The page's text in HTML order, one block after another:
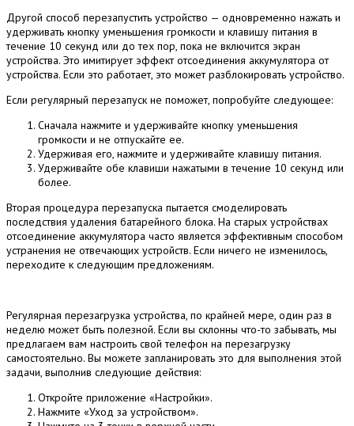
Другой способ перезапустить устройство — одновременно нажать и
удерживать кнопку уменьшения громкости и клавишу питания в
течение 10 секунд или до тех пор, пока не включится экран
устройства. Это имитирует эффект отсоединения аккумулятора от
устройства. Если это работает, это может разблокировать устройство.
Если регулярный перезапуск не поможет, попробуйте следующее:
Сначала нажмите и удерживайте кнопку уменьшения
громкости и не отпускайте ее.
Удерживая его, нажмите и удерживайте клавишу питания.
Удерживайте обе клавиши нажатыми в течение 10 секунд или
более.
Вторая процедура перезапуска пытается смоделировать
последствия удаления батарейного блока. На старых устройствах
отсоединение аккумулятора часто является эффективным способом
устранения не отвечающих устройств. Если ничего не изменилось,
переходите к следующим предложениям.
Регулярная перезагрузка устройства, по крайней мере, один раз в
неделю может быть полезной. Если вы склонны что-то забывать, мы
предлагаем вам настроить свой телефон на перезагрузку
самостоятельно. Вы можете запланировать это для выполнения этой
задачи, выполнив следующие действия:
Откройте приложение «Настройки».
Нажмите «Уход за устройством».